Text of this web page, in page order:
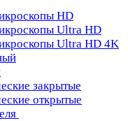
HD
Ultra HD
Ultra HD 4K
закрытые
открытые